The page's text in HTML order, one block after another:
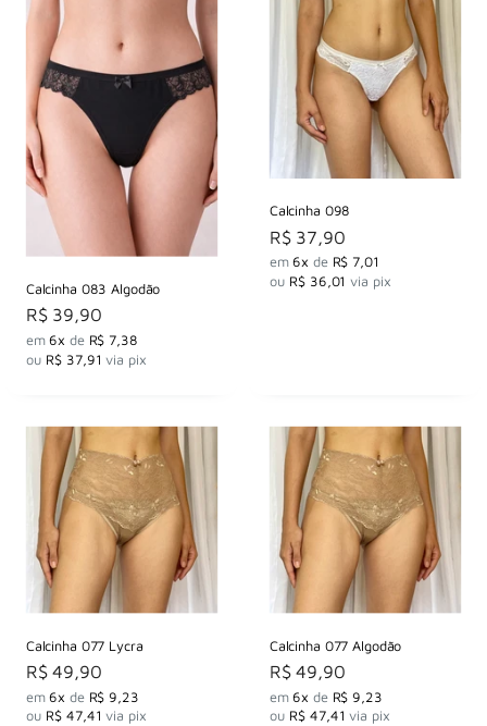
Calcinha 083 Algodão
Preço
por
R$ 39,90
em6x de R$ 7,38
ou R$ 37,91 via pix
Calcinha 098
Preço
por
R$ 37,90
em6x de R$ 7,01
ou R$ 36,01 via pix
Calcinha 077 Lycra
Preço
por
R$ 49,90
em6x de R$ 9,23
ou R$ 47,41 via pix
Calcinha 077 Algodão
Preço
por
R$ 49,90
em6x de R$ 9,23
ou R$ 47,41 via pix